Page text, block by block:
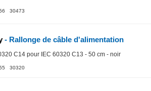
30473
- Rallonge de câble d'alimentation
C14 pour IEC 60320 C13 - 50 cm - noir
30320